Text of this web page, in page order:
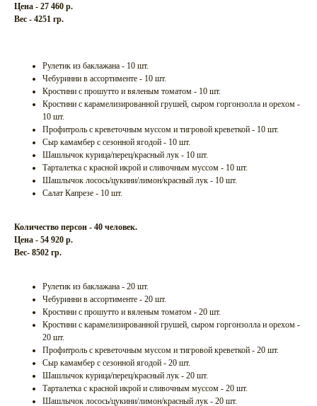
Цена - 27 460 р.
Вес - 4251 гр.
Рулетик из баклажана - 10 шт.
Чебуринни в ассортименте - 10 шт.
Кростини с прошутто и вяленым томатом - 10 шт.
Кростини с карамелизированной грушей, сыром горгонзолла и орехом -
10 шт.
Профитроль с креветочным муссом и тигровой креветкой - 10 шт.
Сыр камамбер с сезонной ягодой - 10 шт.
Шашлычок курица/перец/красный лук - 10 шт.
Тарталетка с красной икрой и сливочным муссом - 10 шт.
Шашлычок лосось/цукини/лимон/красный лук - 10 шт.
Салат Капрезе - 10 шт.
Количество персон - 40 человек.
Цена - 54 920 р.
Вес- 8502 гр.
Рулетик из баклажана - 20 шт.
Чебуринни в ассортименте - 20 шт.
Кростини с прошутто и вяленым томатом - 20 шт.
Кростини с карамелизированной грушей, сыром горгонзолла и орехом -
20 шт.
Профитроль с креветочным муссом и тигровой креветкой - 20 шт.
Сыр камамбер с сезонной ягодой - 20 шт.
Шашлычок курица/перец/красный лук - 20 шт.
Тарталетка с красной икрой и сливочным муссом - 20 шт.
Шашлычок лосось/цукини/лимон/красный лук - 20 шт.